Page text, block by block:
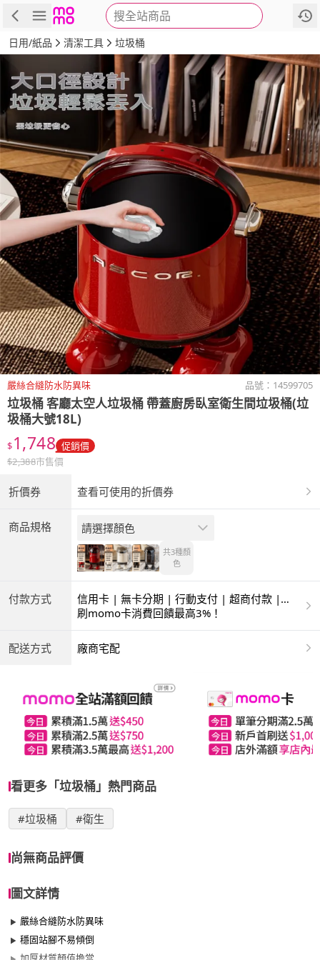
搜全站商品
商品 評價 詳情
日用/紙品 清潔工具 垃圾桶
嚴絲合縫防水防異味 品號： 14599705
垃圾桶 客廳太空人垃圾桶 帶蓋廚房臥室衛生間垃圾桶(垃
圾桶大號18L)
$1,748 促銷價
$2,388市售價
折價券 查看可使用的折價券
商品規格 請選擇顏色
共3種顏
色
付款方式
信用卡 | 無卡分期 | 行動支付 | 超商付款 |
ATM | 銀聯卡
刷momo卡消費回饋最高3%！
配送方式 廠商宅配
看更多「垃圾桶」熱門商品
#垃圾桶 #衛生
尚無商品評價
圖文詳情
嚴絲合縫防水防異味
穩固站腳不易傾倒